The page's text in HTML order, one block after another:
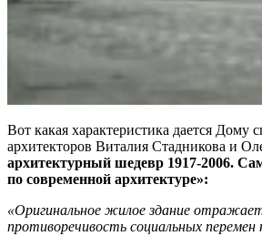
Вот какая характеристика дается Дому
архитекторов Виталия Стадникова и
архитектурный шедевр 1917-2006.
по современной архитектуре»:
«Оригинальное жилое здание
противоречивость социальных перемен